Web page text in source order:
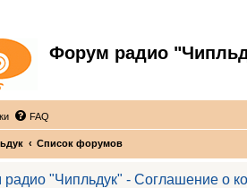
Форум радио
FAQ
Список форумов
"Чипльдук" - Соглашение о